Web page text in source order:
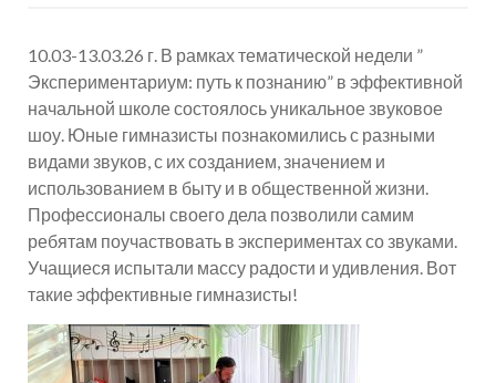
10.03-13.03.26 г. В рамках тематической недели ”
Экспериментариум: путь к познанию” в эффективной
начальной школе состоялось уникальное звуковое
шоу. Юные гимназисты познакомились с разными
видами звуков, с их созданием, значением и
использованием в быту и в общественной жизни.
Профессионалы своего дела позволили самим
ребятам поучаствовать в экспериментах со звуками.
Учащиеся испытали массу радости и удивления. Вот
такие эффективные гимназисты!